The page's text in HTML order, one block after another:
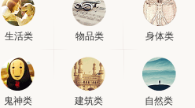
生活类 物品类 身体类
鬼神类 建筑类 自然类